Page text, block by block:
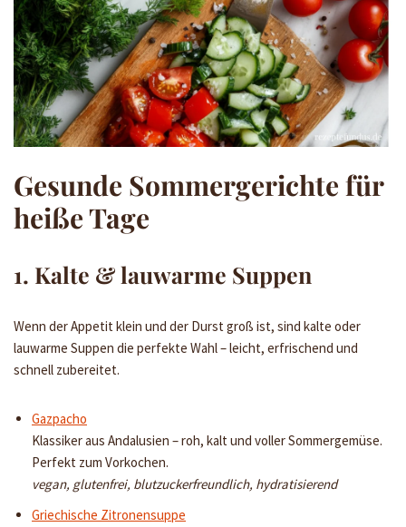
Gesunde Sommergerichte für
heiße Tage
1. Kalte & lauwarme Suppen
Wenn der Appetit klein und der Durst groß ist, sind kalte oder
lauwarme Suppen die perfekte Wahl – leicht, erfrischend und
schnell zubereitet.
Gazpacho
Klassiker aus Andalusien – roh, kalt und voller Sommergemüse.
Perfekt zum Vorkochen.
vegan, glutenfrei, blutzuckerfreundlich, hydratisierend
Griechische Zitronensuppe